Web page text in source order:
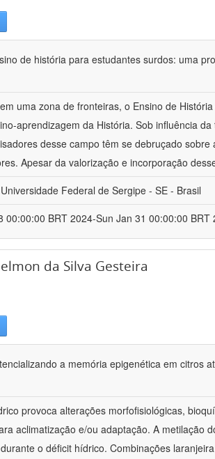
de história para estudantes surdos: uma
uma zona de fronteiras, o Ensino de
aprendizagem da História. Sob influência
desse campo têm se debruçado
Apesar da valorização e incorporação
Universidade Federal de Sergipe - SE - Brasil
00:00:00 BRT 2024-Sun Jan 31 00:00:00 BRT
da Silva Gesteira
a memória epigenética em citros
provoca alterações morfofisiológicas,
aclimatização e/ou adaptação. A metilação
o déficit hídrico. Combinações